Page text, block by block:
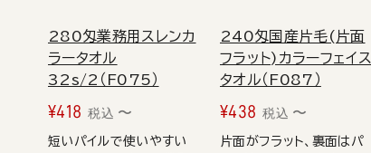
280匁業務用スレンカ
ラータオル
32s/2（F075）
¥418 税込 〜
短いパイルで使いやすい
240匁国産片毛(片面
フラット)カラーフェイス
タオル（F087）
¥438 税込 〜
片面がフラット、裏面はパ